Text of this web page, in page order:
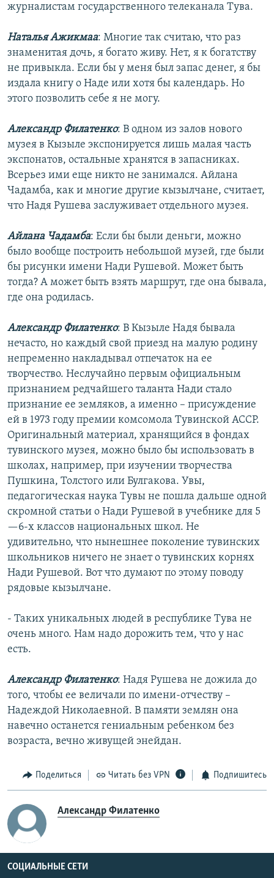
журналистам государственного телеканала Тува.
Наталья Ажикмаа: Многие так считаю, что раз
знаменитая дочь, я богато живу. Нет, я к богатству
не привыкла. Если бы у меня был запас денег, я бы
издала книгу о Наде или хотя бы календарь. Но
этого позволить себе я не могу.
Александр Филатенко: В одном из залов нового
музея в Кызыле экспонируется лишь малая часть
экспонатов, остальные хранятся в запасниках.
Всерьез ими еще никто не занимался. Айлана
Чадамба, как и многие другие кызылчане, считает,
что Надя Рушева заслуживает отдельного музея.
Айлана Чадамба: Если бы были деньги, можно
было вообще построить небольшой музей, где были
бы рисунки имени Нади Рушевой. Может быть
тогда? А может быть взять маршрут, где она бывала,
где она родилась.
Александр Филатенко: В Кызыле Надя бывала
нечасто, но каждый свой приезд на малую родину
непременно накладывал отпечаток на ее
творчество. Неслучайно первым официальным
признанием редчайшего таланта Нади стало
признание ее земляков, а именно – присуждение
ей в 1973 году премии комсомола Тувинской АССР.
Оригинальный материал, хранящийся в фондах
тувинского музея, можно было бы использовать в
школах, например, при изучении творчества
Пушкина, Толстого или Булгакова. Увы,
педагогическая наука Тувы не пошла дальше одной
скромной статьи о Нади Рушевой в учебнике для 5
—6-х классов национальных школ. Не
удивительно, что нынешнее поколение тувинских
школьников ничего не знает о тувинских корнях
Нади Рушевой. Вот что думают по этому поводу
рядовые кызылчане.
- Таких уникальных людей в республике Тува не
очень много. Нам надо дорожить тем, что у нас
есть.
Александр Филатенко: Надя Рушева не дожила до
того, чтобы ее величали по имени-отчеству –
Надеждой Николаевной. В памяти землян она
навечно останется гениальным ребенком без
возраста, вечно живущей энейдан.
Поделиться Читать без VPN Подпишитесь
Александр Филатенко
СОЦИАЛЬНЫЕ СЕТИ